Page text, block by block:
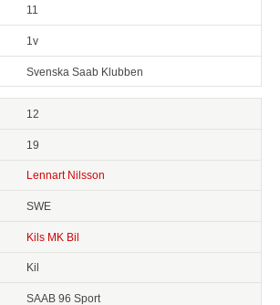
11
1v
Svenska Saab Klubben
12
19
Lennart Nilsson
SWE
Kils MK Bil
Kil
SAAB 96 Sport